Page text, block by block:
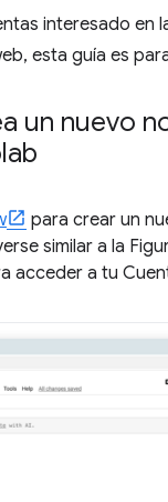
interesado en
esta guía es
un nuevo
para crear un
similar a la
acceder a tu